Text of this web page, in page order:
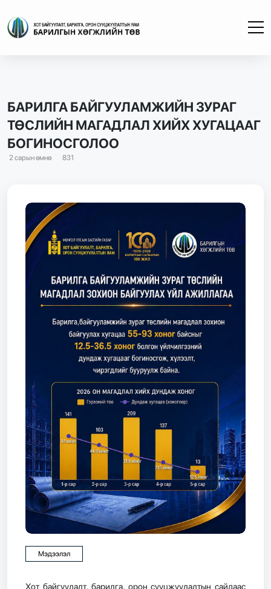
БАРИЛГА БАЙГУУЛАМЖИЙН ЗУРАГ
ТӨСЛИЙН МАГАДЛАЛ ХИЙХ ХУГАЦААГ
БОГИНОСГОЛОО
2 сарын өмнө 831
Мэдээлэл
​Хот байгуулалт, барилга, орон сууцжуулалтын сайдаас